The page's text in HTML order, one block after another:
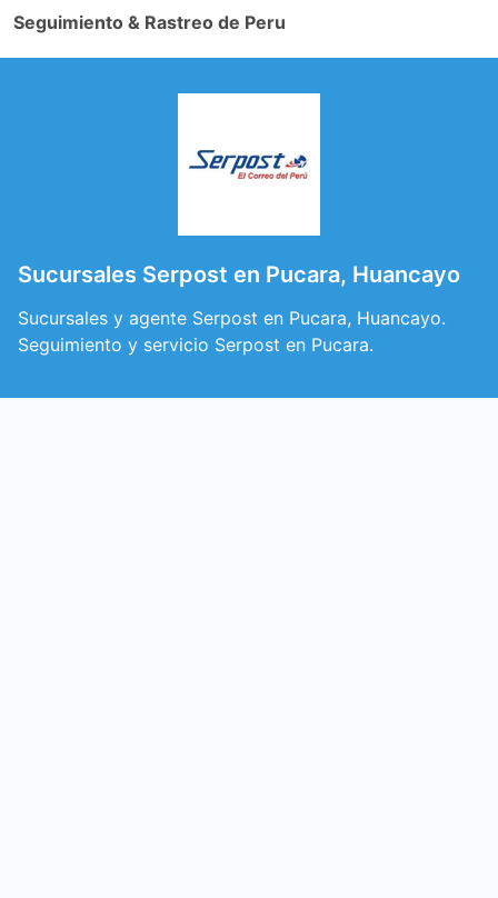
Seguimiento & Rastreo de Peru
Sucursales Serpost en Pucara, Huancayo
Sucursales y agente Serpost en Pucara, Huancayo.
Seguimiento y servicio Serpost en Pucara.